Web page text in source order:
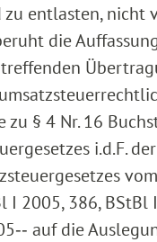
zu entlasten, nicht
die
zu § 4 Nr. 16
i.d.F.
I 2005, 386, BStBl
auf die